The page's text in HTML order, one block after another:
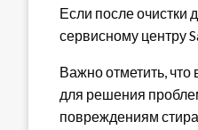
Если после очистки
сервисному центру
Важно отметить,
для решения
повреждениям